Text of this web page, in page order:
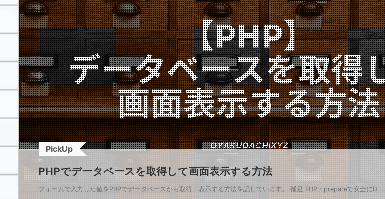
PickUp
PHPでデータベースを取得して画面表示する方法
フォームで入力した値をPHPでデータベースから取得・表示する方法を記しています。 補足 PHP・prepareで安全にD ...